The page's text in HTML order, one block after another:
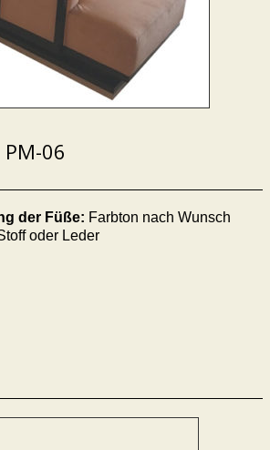
06
der Füße: Farbton nach Wunsch
oder Leder